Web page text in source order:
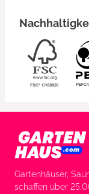
Gartenhäuser,
schaffen über